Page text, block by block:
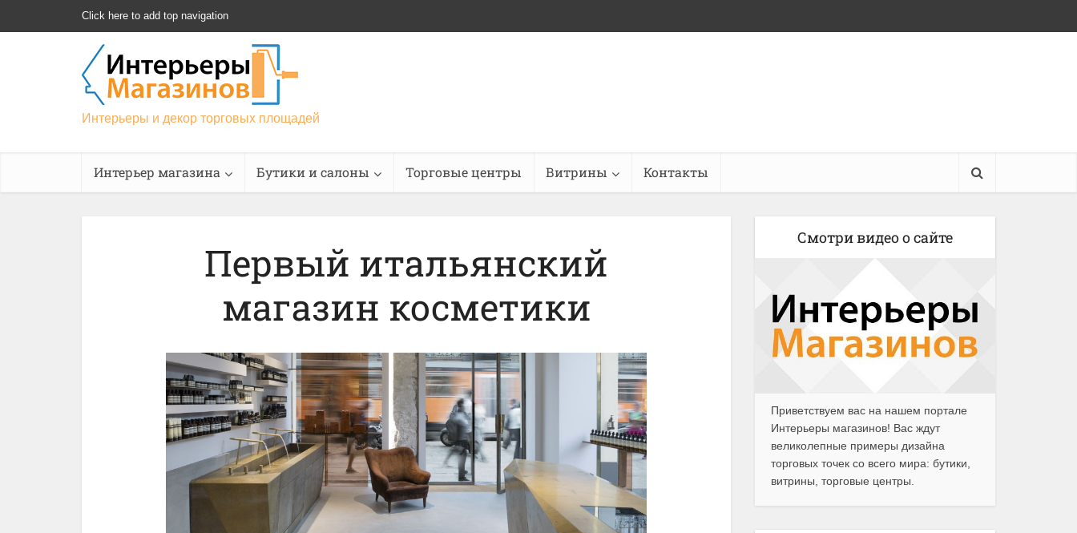
Click here to add top navigation
Интерьеры и декор торговых площадей
Интерьер магазина Бутики и салоны Торговые центры Витрины Контакты
Первый итальянский
магазин косметики
Смотри видео о сайте
Приветствуем вас на нашем портале
Интерьеры магазинов! Вас ждут
великолепные примеры дизайна
торговых точек со всего мира: бутики,
витрины, торговые центры.